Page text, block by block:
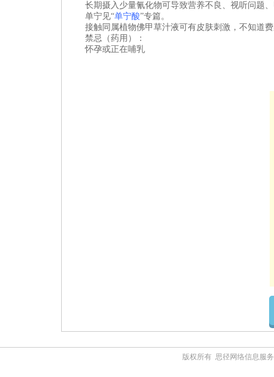
长期摄入少量氰化物可导致营养不良、视听问题
单宁见“单宁酸”专篇。
接触同属植物佛甲草汁液可有皮肤刺激，不知道
禁忌（药用）：
怀孕或正在哺乳
版权所有 思径网络信息服